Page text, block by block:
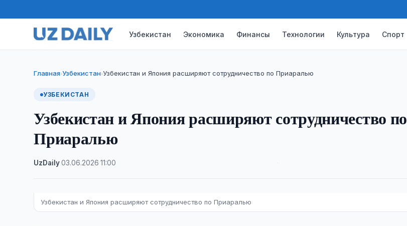
Узбекистан Экономика Финансы Технологии Культура Спорт
Главная›Узбекистан›Узбекистан и Япония расширяют сотрудничество по Приаралью
УЗБЕКИСТАН
Узбекистан и Япония расширяют сотрудничество по
Приаралью
UzDaily·03.06.2026 ·11:00
Узбекистан и Япония расширяют сотрудничество по Приаралью